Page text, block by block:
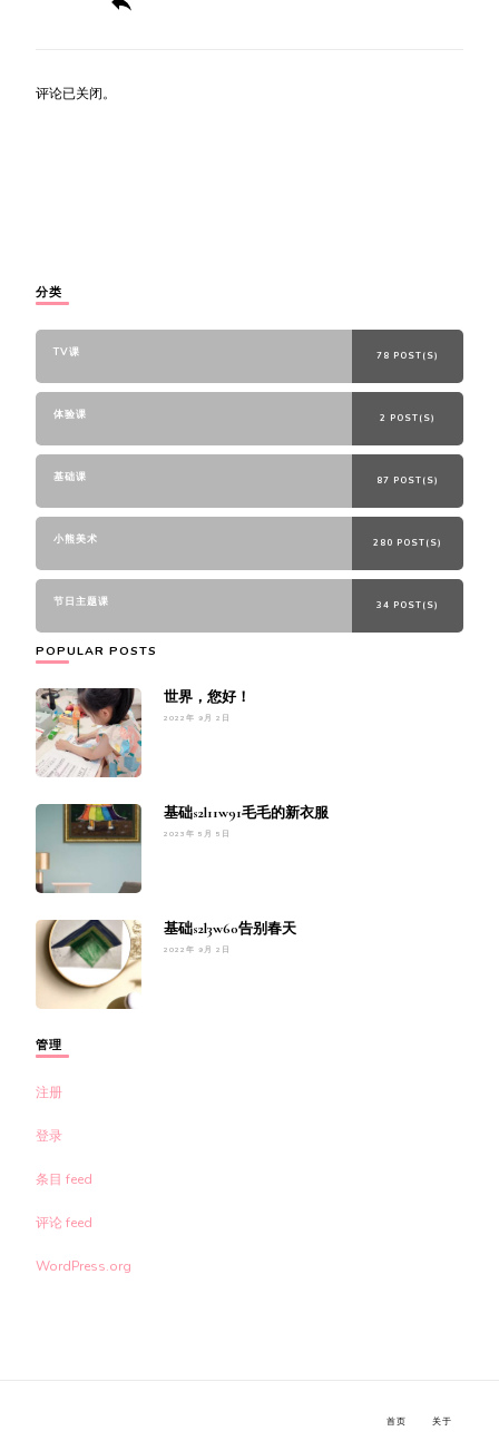
评论已关闭。
分类
TV课 78 POST(S)
体验课 2 POST(S)
基础课 87 POST(S)
小熊美术 280 POST(S)
节日主题课 34 POST(S)
POPULAR POSTS
世界，您好！
2022年 9月 2日
基础s2l11w91毛毛的新衣服
2023年 5月 5日
基础s2l3w60告别春天
2022年 9月 2日
管理
注册
登录
条目 feed
评论 feed
WordPress.org
首页 关于